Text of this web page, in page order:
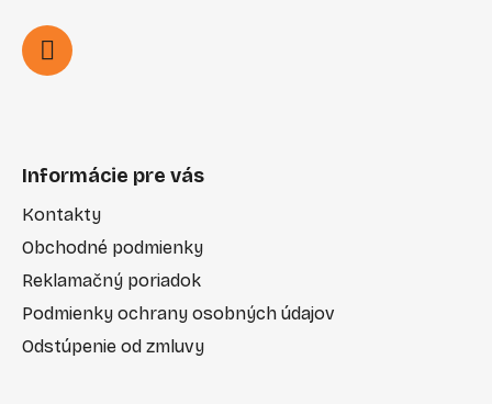
Informácie pre vás
Kontakty
Obchodné podmienky
Reklamačný poriadok
Podmienky ochrany osobných údajov
Odstúpenie od zmluvy